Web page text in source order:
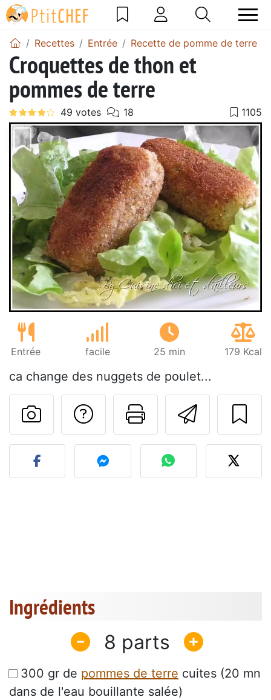
Recettes Entrée Recette de pomme de terre
Croquettes de thon et
pommes de terre
Entrée facile 25 min 179 Kcal
ca change des nuggets de poulet...
Imprimer
Poser une
Publier votre photo de
Ingrédients
8
300 gr de pommes de terre cuites (20 mn
dans de l'eau bouillante salée)